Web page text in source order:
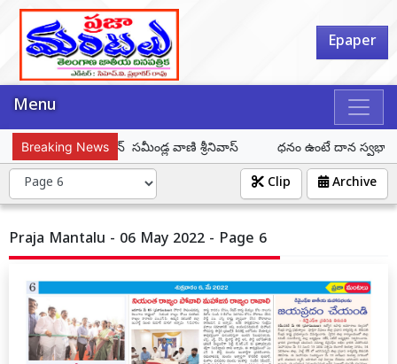
Epaper
Menu
Breaking News
చైర్ పర్సన్ సమీండ్ల వాణి శ్రీనివాస్ ధనం ఉంటే దాన స్వభావము
Archive
Clip
Praja Mantalu - 06 May 2022 - Page 6